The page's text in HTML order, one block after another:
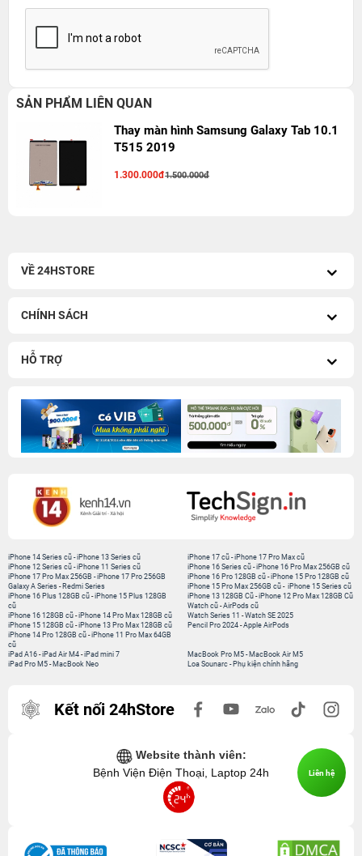
SẢN PHẨM LIÊN QUAN
Thay màn hình Samsung Galaxy Tab 10.1
T515 2019
1.300.000đ1.500.000đ
VỀ 24HSTORE
CHÍNH SÁCH
HỖ TRỢ
iPhone 14 Series cũ -iPhone 13 Series cũ
iPhone 12 Series cũ -iPhone 11 Series cũ
iPhone 17 Pro Max 256GB -iPhone 17 Pro 256GB
Galaxy A Series - Redmi Series
iPhone 17 cũ-iPhone 17 Pro Max cũ
iPhone 16 Series cũ- iPhone 16 Pro Max 256GB cũ
iPhone 16 Pro 128GB cũ-iPhone 15 Pro 128GB cũ
iPhone 15 Pro Max 256GB cũ- iPhone 15 Series cũ
iPhone 16 Plus 128GB cũ -iPhone 15 Plus 128GB
cũ
iPhone 16 128GB cũ -iPhone 14 Pro Max 128GB cũ
iPhone 15 128GB cũ -iPhone 13 Pro Max 128GB cũ
iPhone 14 Pro 128GB cũ -iPhone 11 Pro Max 64GB
cũ
iPhone 13 128GB Cũ-iPhone 12 Pro Max 128GB Cũ
Watch cũ-AirPods cũ
Watch Series 11 -Watch SE 2025
Pencil Pro 2024-Apple AirPods
iPad A16 -iPad Air M4 -iPad mini 7
iPad Pro M5 - MacBook Neo
MacBook Pro M5- MacBook Air M5
Loa Sounarc- Phụ kiện chính hãng
Kết nối 24hStore
Website thành viên:
Bệnh Viện Điện Thoại, Laptop 24h
Liên hệ